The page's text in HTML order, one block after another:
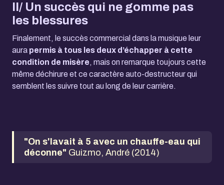
II/ Un succès qui ne gomme pas
les blessures
Finalement, le succès commercial dans la musique leur
aura permis à tous les deux d’échapper à cette
condition de misère, mais on remarque toujours cette
même déchirure et ce caractère auto-destructeur qui
semblent les suivre tout au long de leur carrière.
"On s'lavait à 5 avec un chauffe-eau qui
déconne" Guizmo, André (2014)